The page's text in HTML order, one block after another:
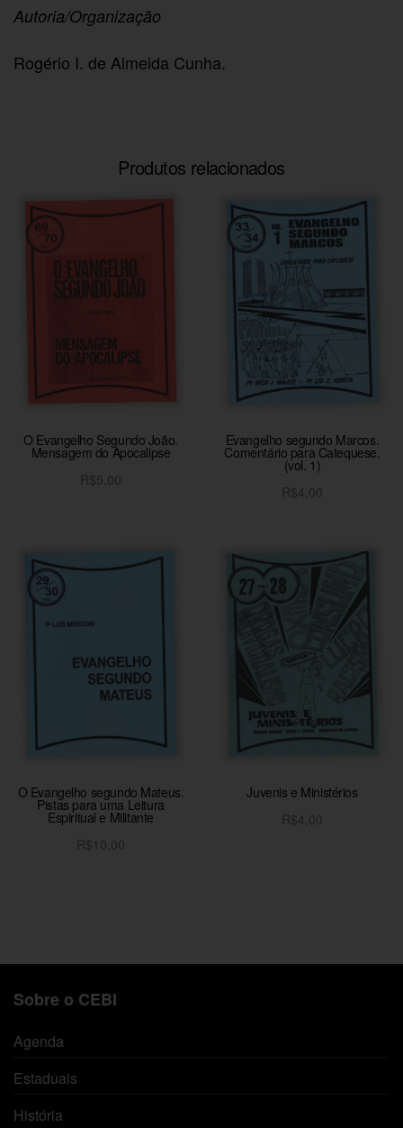
Autoria/Organização
Rogério I. de Almeida Cunha.
Produtos relacionados
O Evangelho Segundo João.
Mensagem do Apocalipse
R$5,00
Evangelho segundo Marcos.
Comentário para Catequese.
(vol. 1)
R$4,00
O Evangelho segundo Mateus.
Pistas para uma Leitura
Espiritual e Militante
R$ 10,00
Juvenis e Ministérios
R$4,00
Sobre o CEBI
Agenda
Estaduais
História